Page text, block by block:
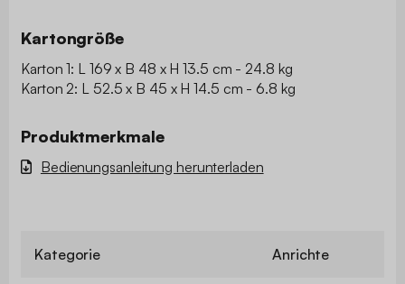
Kartongröße
Karton 1: L 169 x B 48 x H 13.5 cm - 24.8 kg
Karton 2: L 52.5 x B 45 x H 14.5 cm - 6.8 kg
Produktmerkmale
Bedienungsanleitung herunterladen
Kategorie Anrichte